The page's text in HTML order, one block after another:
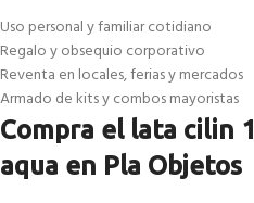
Uso personal y familiar cotidiano
Regalo y obsequio corporativo
Reventa en locales, ferias y mercados
Armado de kits y combos mayoristas
Compra el lata cilin
aqua en Pla Objetos